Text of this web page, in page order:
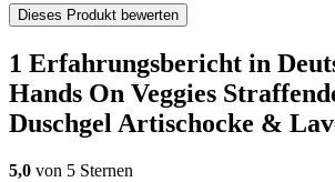
Dieses Produkt bewerten
1 Erfahrungsbericht in
Hands On Veggies
Duschgel Artischocke &
5,0 von 5 Sternen